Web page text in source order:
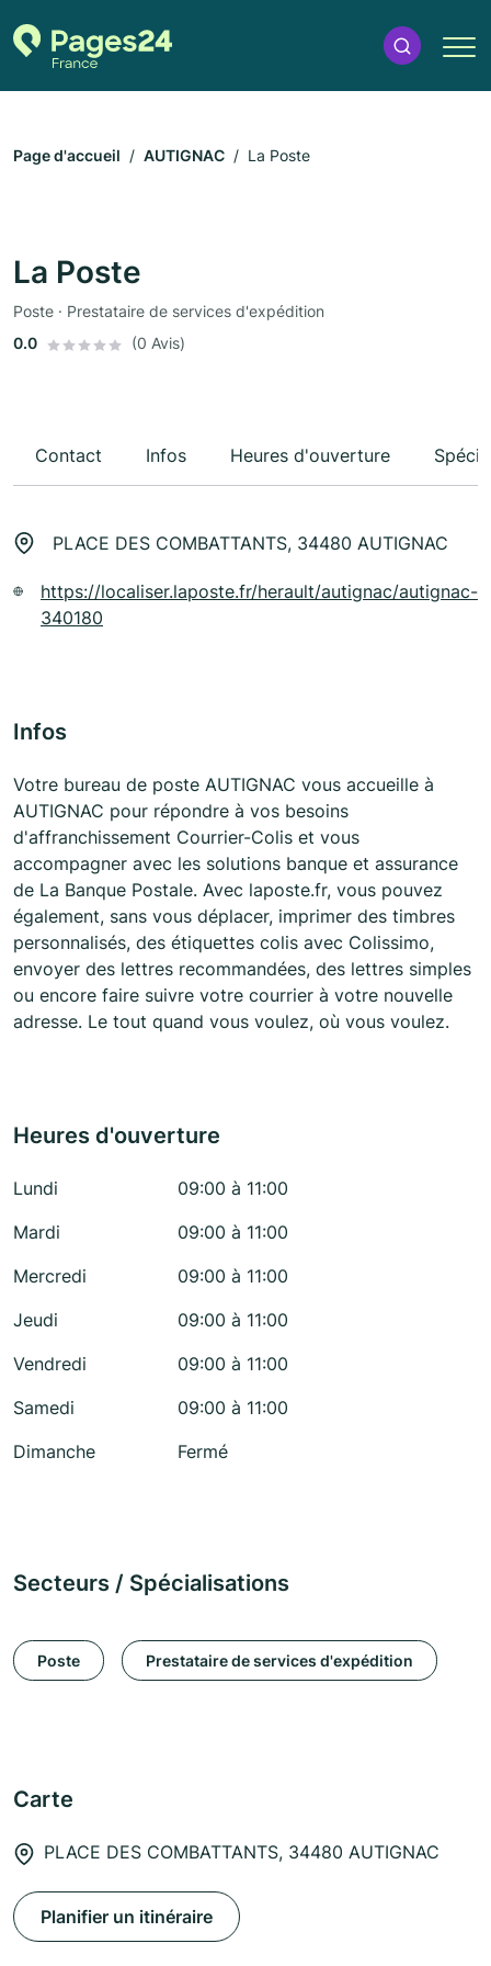
Page d'accueil AUTIGNAC La Poste
La Poste
Poste · Prestataire de services d'expédition
0.0
(0 Avis)
Contact Infos Heures d'ouverture
PLACE DES COMBATTANTS, 34480 AUTIGNAC
https://localiser.laposte.fr/herault/autignac/autignac-
340180
Infos
Votre bureau de poste AUTIGNAC vous accueille à
AUTIGNAC pour répondre à vos besoins
d'affranchissement Courrier-Colis et vous
accompagner avec les solutions banque et assurance
de La Banque Postale. Avec laposte.fr, vous pouvez
également, sans vous déplacer, imprimer des timbres
personnalisés, des étiquettes colis avec Colissimo,
envoyer des lettres recommandées, des lettres simples
ou encore faire suivre votre courrier à votre nouvelle
adresse. Le tout quand vous voulez, où vous voulez.
Heures d'ouverture
Lundi
09:00 à 11:00
Mardi
09:00 à 11:00
Mercredi
09:00 à 11:00
Jeudi
09:00 à 11:00
Vendredi
09:00 à 11:00
Samedi
09:00 à 11:00
Dimanche
Fermé
Secteurs / Spécialisations
Poste Prestataire de services d'expédition
Carte
PLACE DES COMBATTANTS, 34480 AUTIGNAC
Planifier un itinéraire